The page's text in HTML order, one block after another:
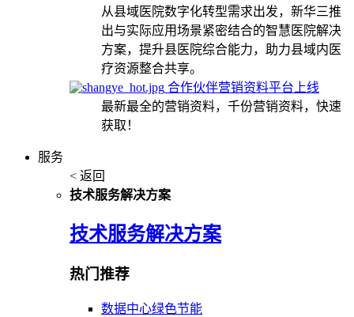
从县域医院数字化转型需求出发，新华三推
出与实际应用场景紧密结合的智慧医院解决
方案，提升县医院综合能力，助力县域内医
疗资源整合共享。
合作伙伴营销资料平台上线
最新最全的营销资料，千份营销资料，快速
获取！
服务
< 返回
技术服务解决方案
技术服务解决方案
热门推荐
数据中心绿色节能